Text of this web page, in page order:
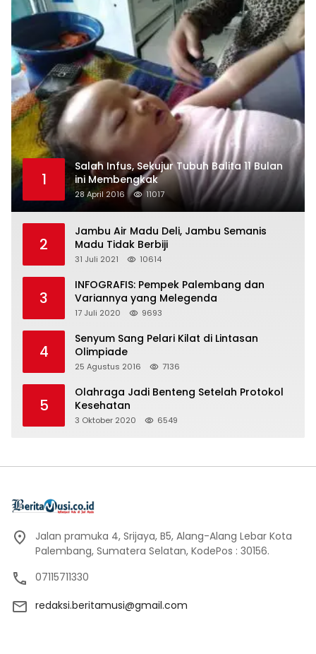
1
Salah Infus, Sekujur Tubuh Balita 11 Bulan
ini Membengkak
28 April 2016 11017
2
Jambu Air Madu Deli, Jambu Semanis
Madu Tidak Berbiji
31 Juli 2021 10614
3
INFOGRAFIS: Pempek Palembang dan
Variannya yang Melegenda
17 Juli 2020 9693
4
Senyum Sang Pelari Kilat di Lintasan
Olimpiade
25 Agustus 2016 7136
5
Olahraga Jadi Benteng Setelah Protokol
Kesehatan
3 Oktober 2020 6549
Jalan pramuka 4, Srijaya, B5, Alang-Alang Lebar Kota
Palembang, Sumatera Selatan, KodePos : 30156.
07115711330
redaksi.beritamusi@gmail.com